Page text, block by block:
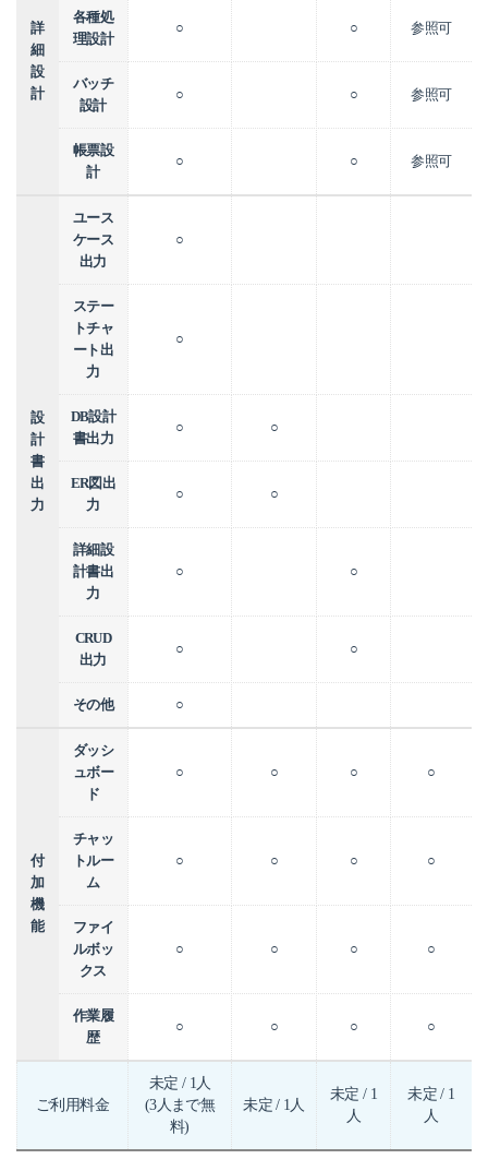
詳
細
設
計
各種処
理設計
○ ○ 参照可
バッチ
設計
○ ○ 参照可
帳票設
計
○ ○ 参照可
設
計
書
出
力
ユース
ケース
出力
○
ステー
トチャ
ート出
力
○
DB設計
書出力
○ ○
ER図出
力
○ ○
詳細設
計書出
力
○ ○
CRUD
出力
○ ○
その他 ○
付
加
機
能
ダッシ
ュボー
ド
○ ○ ○ ○
チャッ
トルー
ム
○ ○ ○ ○
ファイ
ルボッ
クス
○ ○ ○ ○
作業履
歴
○ ○ ○ ○
ご利用料金
未定 / 1人
(3人まで無
料)
未定 / 1人
未定 / 1
人
未定 / 1
人